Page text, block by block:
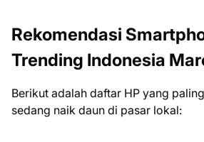
Rekomendasi
Trending Indonesia
Berikut adalah daftar HP yang
sedang naik daun di pasar lokal: